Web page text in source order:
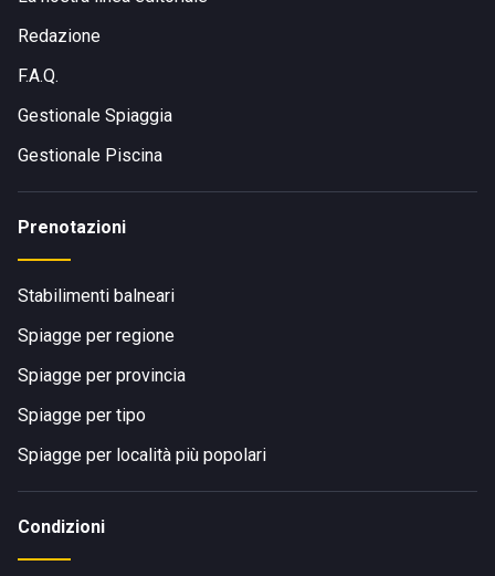
Redazione
F.A.Q.
Gestionale Spiaggia
Gestionale Piscina
Prenotazioni
Stabilimenti balneari
Spiagge per regione
Spiagge per provincia
Spiagge per tipo
Spiagge per località più popolari
Condizioni